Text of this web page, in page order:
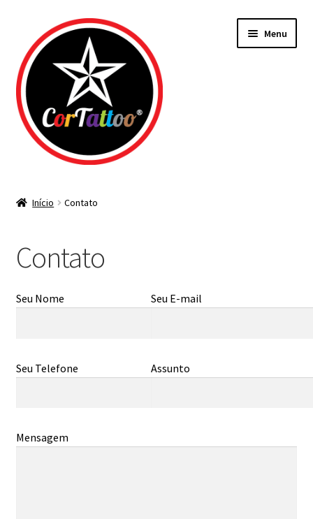
para
navegação
para
o
conteúdo
Menu
Bicos Descartáveis
Tintas
Contato
Início Contato
Contato
Seu Nome Seu E-mail
Seu Telefone Assunto
Mensagem